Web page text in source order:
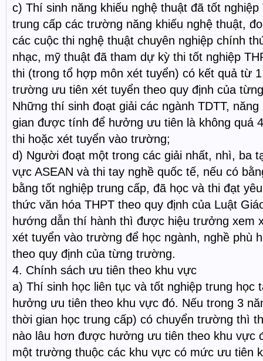
c) Thí sinh năng khiếu nghệ thuật đã tốt
trung cấp các trường năng khiếu nghệ thuật,
các cuộc thi nghệ thuật chuyên nghiệp chính
nhạc, mỹ thuật đã tham dự kỳ thi tốt nghiệp
thi (trong tổ hợp môn xét tuyển) có kết quả từ
trường ưu tiên xét tuyển theo quy định của
Những thí sinh đoạt giải các ngành TDTT,
gian được tính để hưởng ưu tiên là không quá
thi hoặc xét tuyển vào trường;
d) Người đoạt một trong các giải nhất, nhì, ba
vực ASEAN và thi tay nghề quốc tế, nếu có
bằng tốt nghiệp trung cấp, đã học và thi đạt
thức văn hóa THPT theo quy định của Luật
hướng dẫn thí hành thì được hiệu trưởng xem
xét tuyển vào trường để học ngành, nghề phù
theo quy định của từng trường.
4. Chính sách ưu tiên theo khu vực
a) Thí sinh học liên tục và tốt nghiệp trung học
hưởng ưu tiên theo khu vực đó. Nếu trong 3
thời gian học trung cấp) có chuyển trường thì
nào lâu hơn được hưởng ưu tiên theo khu vực
một trường thuộc các khu vực có mức ưu tiên